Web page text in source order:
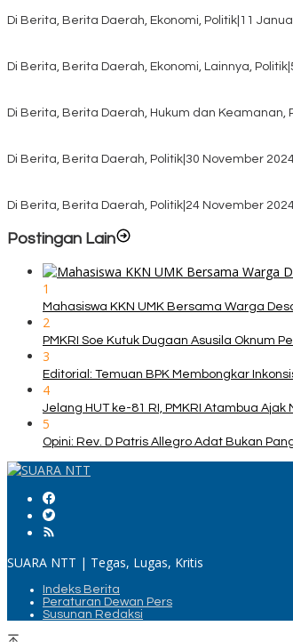
Di Berita, Berita Daerah, Ekonomi, Politik 11
Di Berita, Berita Daerah, Ekonomi, Lainnya, Politik
Di Berita, Berita Daerah, Hukum dan Keamanan,
Di Berita, Berita Daerah, Politik 30 November
Di Berita, Berita Daerah, Politik 24 November
Postingan Lain
1
Mahasiswa KKN UMK Bersama Warga
2
PMKRI Soe Kutuk Dugaan Asusila Oknum
3
Editorial: Temuan BPK Membongkar
4
Jelang HUT ke-81 RI, PMKRI Atambua
5
Opini: Rev. D Patris Allegro Adat Bukan
SUARA NTT | Tegas, Lugas, Kritis
Indeks Berita
Peraturan Dewan Pers
Susunan Redaksi